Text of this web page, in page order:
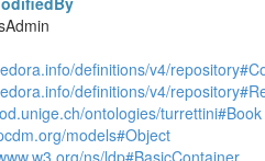
definitions/v4/
definitions/v4/
ontologies/turrettini#Book
models#Object
ns/ldp#BasicContainer